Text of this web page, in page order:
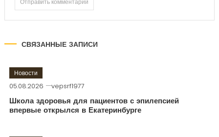
СВЯЗАННЫЕ ЗАПИСИ
Новости
05.08.2026 vepsrf1977
Школа здоровья для пациентов с эпилепсией
впервые открылся в Екатеринбурге